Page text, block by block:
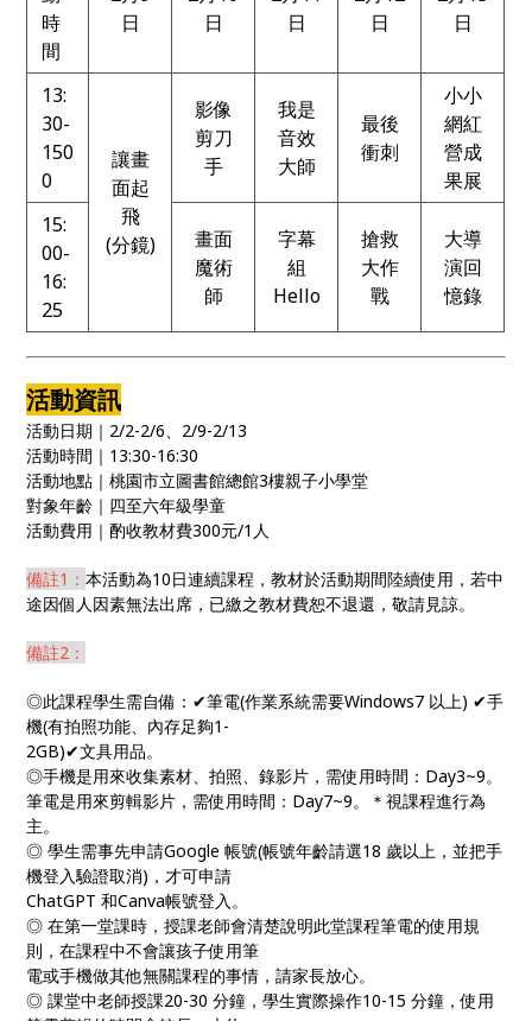
時
間
日
日
日
日
日
13:
30-
150
0
讓畫
面起
飛
(分鏡)
影像
剪刀
手
我是
音效
大師
最後
衝刺
小小
網紅
營成
果展
15:
00-
16:
25
畫面
魔術
師
字幕
組
Hello
搶救
大作
戰
大導
演回
憶錄
活動資訊
活動日期｜2/2-2/6、2/9-2/13
活動時間｜13:30-16:30
活動地點｜桃園市立圖書館總館3樓親子小學堂
對象年齡｜四至六年級學童
活動費用｜酌收教材費300元/1人
備註1：本活動為10日連續課程，教材於活動期間陸續使用，若中
途因個人因素無法出席，已繳之教材費恕不退還，敬請見諒。
備註2：
◎此課程學生需自備：✔筆電(作業系統需要Windows7 以上) ✔手
機(有拍照功能、內存足夠1-
2GB)✔文具用品。
◎手機是用來收集素材、拍照、錄影片，需使用時間：Day3~9。
筆電是用來剪輯影片，需使用時間：Day7~9。＊視課程進行為
主。
◎ 學生需事先申請Google 帳號(帳號年齡請選18 歲以上，並把手
機登入驗證取消)，才可申請
ChatGPT 和Canva帳號登入。
◎ 在第一堂課時，授課老師會清楚說明此堂課程筆電的使用規
則，在課程中不會讓孩子使用筆
電或手機做其他無關課程的事情，請家長放心。
◎ 課堂中老師授課20-30 分鐘，學生實際操作10-15 分鐘，使用